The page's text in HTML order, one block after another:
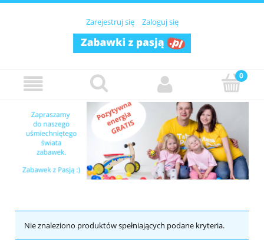
Zarejestruj się Zaloguj się
Nie znaleziono produktów spełniających podane kryteria.